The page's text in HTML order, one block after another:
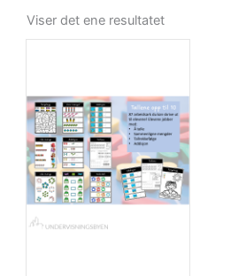
Viser det ene resultatet